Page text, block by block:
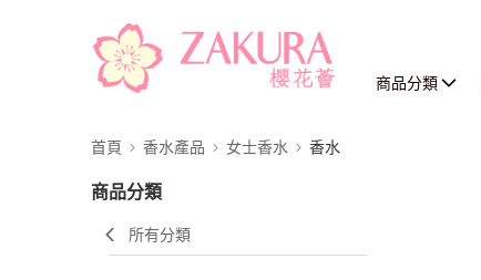
商品分類
首頁 香水產品 女士香水 香水
商品分類
所有分類